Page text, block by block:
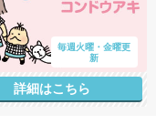
毎週火曜・金曜更
新
詳細はこちら